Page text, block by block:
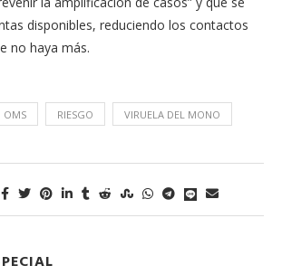
disponibles, reduciendo los contactos
no haya más.
OMS RIESGO VIRUELA DEL MONO